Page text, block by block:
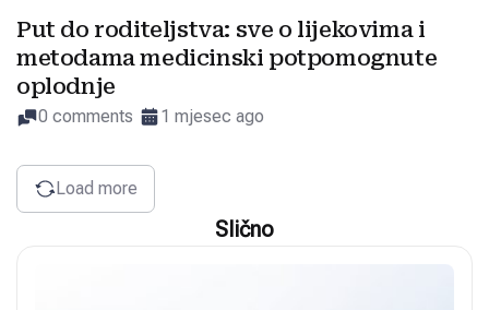
Put do roditeljstva: sve o lijekovima i
metodama medicinski potpomognute
oplodnje
0 comments 1 mjesec ago
Load more
Slično